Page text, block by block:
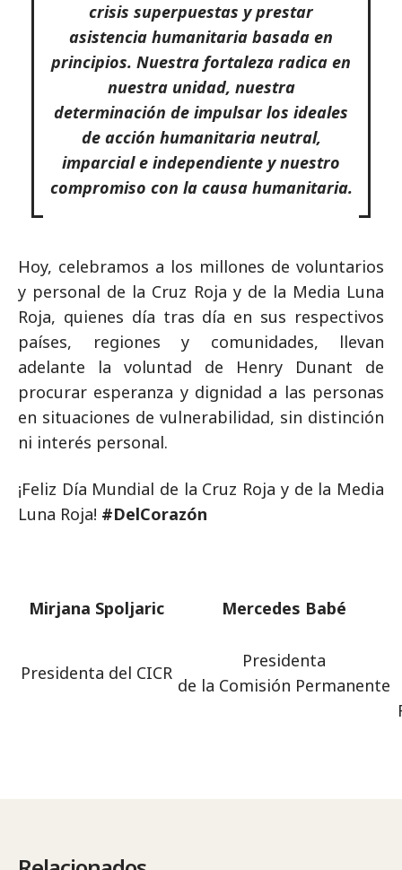
crisis superpuestas y prestar
asistencia humanitaria basada en
principios. Nuestra fortaleza radica en
nuestra unidad, nuestra
determinación de impulsar los ideales
de acción humanitaria neutral,
imparcial e independiente y nuestro
compromiso con la causa humanitaria.
Hoy, celebramos a los millones de voluntarios
y personal de la Cruz Roja y de la Media Luna
Roja, quienes día tras día en sus respectivos
países, regiones y comunidades, llevan
adelante la voluntad de Henry Dunant de
procurar esperanza y dignidad a las personas
en situaciones de vulnerabilidad, sin distinción
ni interés personal.
¡Feliz Día Mundial de la Cruz Roja y de la Media
Luna Roja! #DelCorazón
Mirjana Spoljaric Mercedes Babé
Presidenta del CICR
Presidenta
de la Comisión Permanente